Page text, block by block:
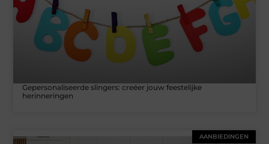
Gepersonaliseerde slingers: creëer jouw feestelijke
herinneringen
AANBIEDINGEN